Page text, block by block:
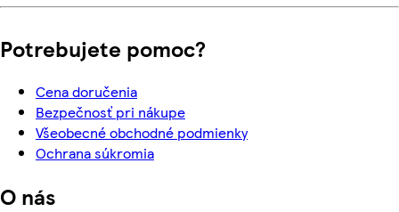
Potrebujete pomoc?
Cena doručenia
Bezpečnosť pri nákupe
Všeobecné obchodné podmienky
Ochrana súkromia
O nás